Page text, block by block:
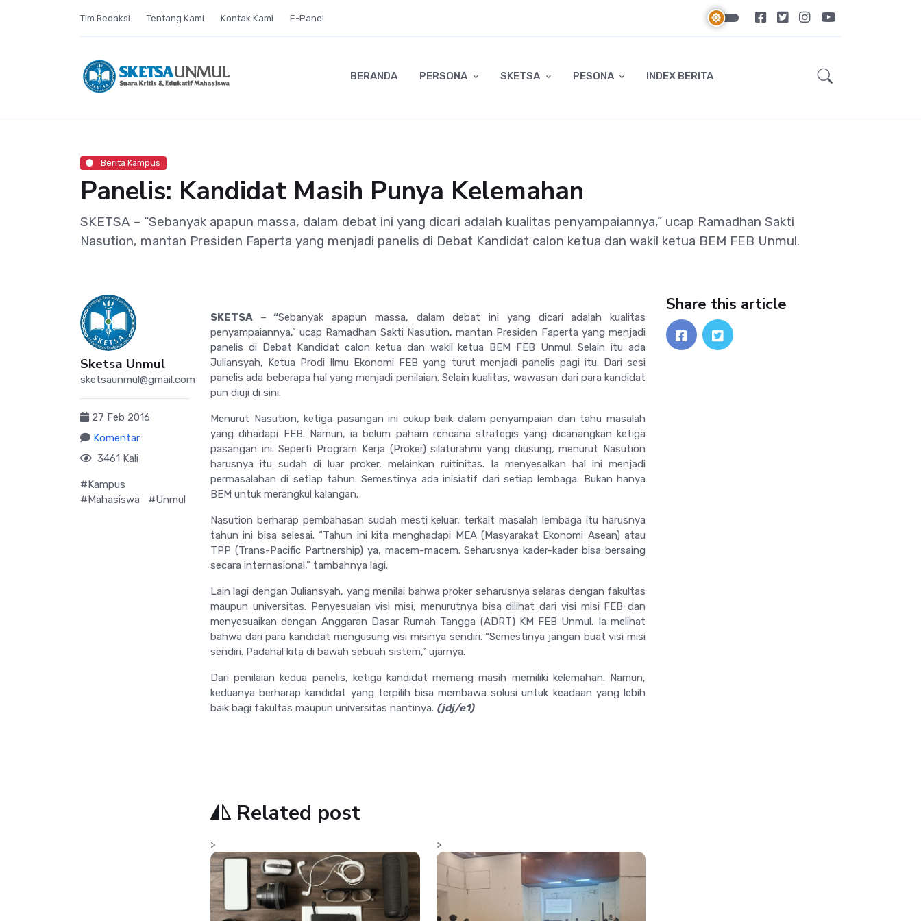
Tim Redaksi Tentang Kami Kontak Kami E-Panel
BERANDA PERSONA SKETSA PESONA INDEX BERITA
Berita Kampus
Panelis: Kandidat Masih Punya Kelemahan
SKETSA – “Sebanyak apapun massa, dalam debat ini yang dicari adalah kualitas penyampaiannya,” ucap Ramadhan Sakti
Nasution, mantan Presiden Faperta yang menjadi panelis di Debat Kandidat calon ketua dan wakil ketua BEM FEB Unmul.
Sketsa Unmul
sketsaunmul@gmail.com
27 Feb 2016
Komentar
3461 Kali
#Kampus
#Mahasiswa
#Unmul
SKETSA – “Sebanyak apapun massa, dalam debat ini yang dicari adalah kualitas
penyampaiannya,” ucap Ramadhan Sakti Nasution, mantan Presiden Faperta yang menjadi
panelis di Debat Kandidat calon ketua dan wakil ketua BEM FEB Unmul. Selain itu ada
Juliansyah, Ketua Prodi Ilmu Ekonomi FEB yang turut menjadi panelis pagi itu. Dari sesi
panelis ada beberapa hal yang menjadi penilaian. Selain kualitas, wawasan dari para kandidat
pun diuji di sini.
Menurut Nasution, ketiga pasangan ini cukup baik dalam penyampaian dan tahu masalah
yang dihadapi FEB. Namun, ia belum paham rencana strategis yang dicanangkan ketiga
pasangan ini. Seperti Program Kerja (Proker) silaturahmi yang diusung, menurut Nasution
harusnya itu sudah di luar proker, melainkan ruitinitas. Ia menyesalkan hal ini menjadi
permasalahan di setiap tahun. Semestinya ada inisiatif dari setiap lembaga. Bukan hanya
BEM untuk merangkul kalangan.
Nasution berharap pembahasan sudah mesti keluar, terkait masalah lembaga itu harusnya
tahun ini bisa selesai. “Tahun ini kita menghadapi MEA (Masyarakat Ekonomi Asean) atau
TPP (Trans-Pacific Partnership) ya, macem-macem. Seharusnya kader-kader bisa bersaing
secara internasional,” tambahnya lagi.
Lain lagi dengan Juliansyah, yang menilai bahwa proker seharusnya selaras dengan fakultas
maupun universitas. Penyesuaian visi misi, menurutnya bisa dilihat dari visi misi FEB dan
menyesuaikan dengan Anggaran Dasar Rumah Tangga (ADRT) KM FEB Unmul. Ia melihat
bahwa dari para kandidat mengusung visi misinya sendiri. “Semestinya jangan buat visi misi
sendiri. Padahal kita di bawah sebuah sistem,” ujarnya.
Dari penilaian kedua panelis, ketiga kandidat memang masih memiliki kelemahan. Namun,
keduanya berharap kandidat yang terpilih bisa membawa solusi untuk keadaan yang lebih
baik bagi fakultas maupun universitas nantinya. (jdj/e1)
Related post
> >
Share this article